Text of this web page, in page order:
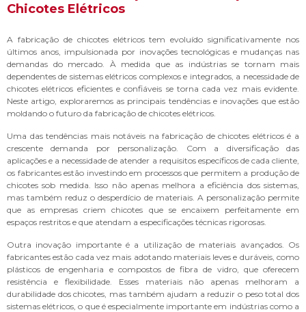
Chicotes Elétricos
A fabricação de chicotes elétricos tem evoluído significativamente nos
últimos anos, impulsionada por inovações tecnológicas e mudanças nas
demandas do mercado. À medida que as indústrias se tornam mais
dependentes de sistemas elétricos complexos e integrados, a necessidade de
chicotes elétricos eficientes e confiáveis se torna cada vez mais evidente.
Neste artigo, exploraremos as principais tendências e inovações que estão
moldando o futuro da fabricação de chicotes elétricos.
Uma das tendências mais notáveis na fabricação de chicotes elétricos é a
crescente demanda por personalização. Com a diversificação das
aplicações e a necessidade de atender a requisitos específicos de cada cliente,
os fabricantes estão investindo em processos que permitem a produção de
chicotes sob medida. Isso não apenas melhora a eficiência dos sistemas,
mas também reduz o desperdício de materiais. A personalização permite
que as empresas criem chicotes que se encaixem perfeitamente em
espaços restritos e que atendam a especificações técnicas rigorosas.
Outra inovação importante é a utilização de materiais avançados. Os
fabricantes estão cada vez mais adotando materiais leves e duráveis, como
plásticos de engenharia e compostos de fibra de vidro, que oferecem
resistência e flexibilidade. Esses materiais não apenas melhoram a
durabilidade dos chicotes, mas também ajudam a reduzir o peso total dos
sistemas elétricos, o que é especialmente importante em indústrias como a